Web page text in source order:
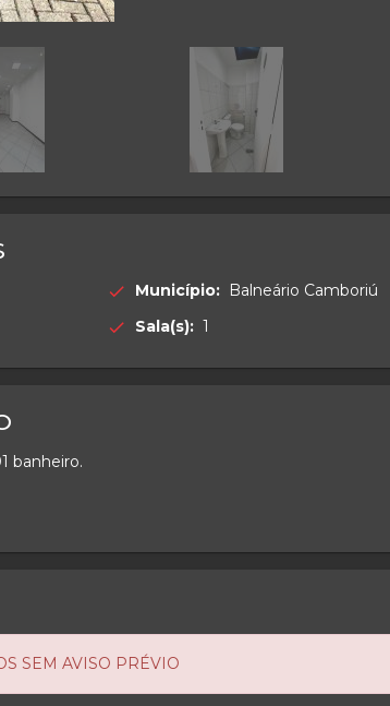
check Município: Balneário Camboriú
check Sala(s): 1
banheiro.
SEM AVISO PRÉVIO